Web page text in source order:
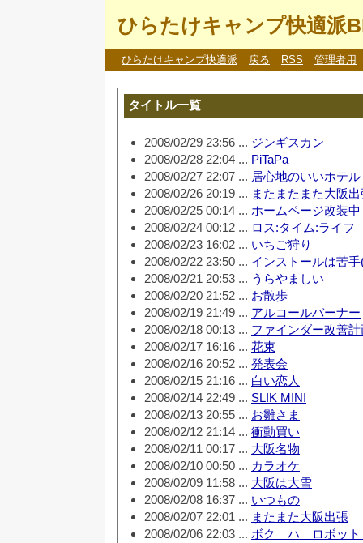
ひらたけキャンプ快適派
ひらたけキャンプ快適派 戻る RSS 管理者用
タイトル一覧
2008/02/29 23:56 ... ジンギスカン
2008/02/28 22:04 ... PiTaPa
2008/02/27 22:07 ... 居心地のいいホテル
2008/02/26 20:19 ... またまたまた大阪
2008/02/25 00:14 ... ホームページ改装中
2008/02/24 00:12 ... ロス:タイム:ライフ
2008/02/23 16:02 ... いちご狩り
2008/02/22 23:50 ... インストールは苦
2008/02/21 20:53 ... うらやましい
2008/02/20 21:52 ... お散歩
2008/02/19 21:49 ... アルコールバーナー
2008/02/18 00:13 ... ファインダー改善計
2008/02/17 16:16 ... 花束
2008/02/16 20:52 ... 発表会
2008/02/15 21:16 ... 白い恋人
2008/02/14 22:49 ... SLIK MINI
2008/02/13 20:55 ... お雛さま
2008/02/12 21:14 ... 衝動買い
2008/02/11 00:17 ... 大阪名物
2008/02/10 00:50 ... カラオケ
2008/02/09 11:58 ... 大阪は大雪
2008/02/08 16:37 ... いつもの
2008/02/07 22:01 ... またまた大阪出張
2008/02/06 22:03 ... ボク ハ ロボッ